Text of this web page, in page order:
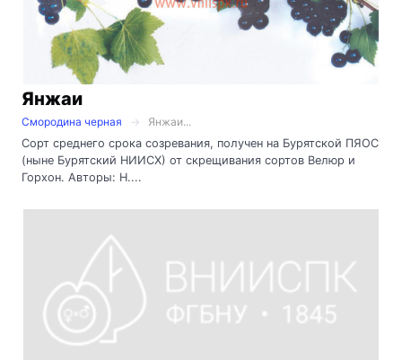
Янжаи
Смородина черная
Янжаи...
Сорт среднего срока созревания, получен на Бурятской ПЯОС
(ныне Бурятский НИИСХ) от скрещивания сортов Велюр и
Горхон. Авторы: Н....